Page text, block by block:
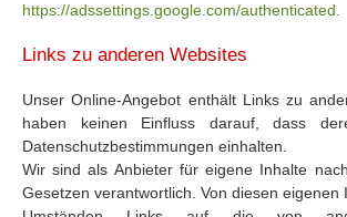
https://adssettings.google.com/authenticated.
Links zu anderen Websites
Unser Online-Angebot enthält Links zu
haben keinen Einfluss darauf, dass
Datenschutzbestimmungen einhalten.
Wir sind als Anbieter für eigene Inhalte
Gesetzen verantwortlich. Von diesen eigenen